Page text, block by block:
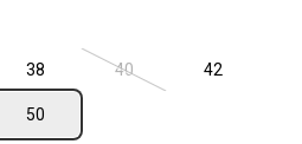
nicht verfügbar.)
38 40(Diese Option ist zurzeit
42
ist zurzeit nicht verfügbar.)
50